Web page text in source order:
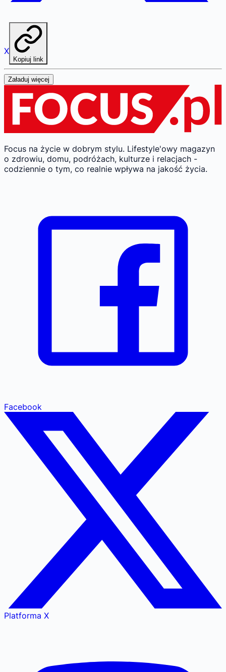
X
Kopiuj link
Załaduj więcej
Focus na życie w dobrym stylu. Lifestyle'owy magazyn
o zdrowiu, domu, podróżach, kulturze i relacjach -
codziennie o tym, co realnie wpływa na jakość życia.
Facebook
Platforma X